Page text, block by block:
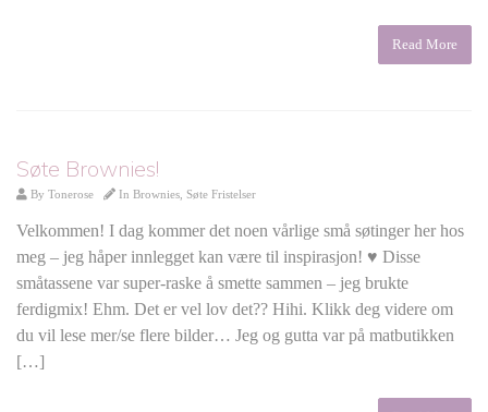
Read More
Søte Brownies!
By Tonerose In Brownies Søte Fristelser
Velkommen! I dag kommer det noen vårlige små søtinger her hos
meg – jeg håper innlegget kan være til inspirasjon! ♥ Disse
småtassene var super-raske å smette sammen – jeg brukte
ferdigmix! Ehm. Det er vel lov det?? Hihi. Klikk deg videre om
du vil lese mer/se flere bilder… Jeg og gutta var på matbutikken
[…]